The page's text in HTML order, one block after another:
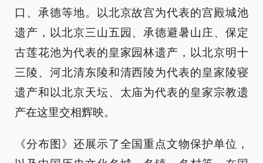
口、承德等地。以北京故宫为代表的宫殿城池
遗产，以北京三山五园、承德避暑山庄、保定
古莲花池为代表的皇家园林遗产，以北京明十
三陵、河北清东陵和清西陵为代表的皇家陵寝
遗产和以北京天坛、太庙为代表的皇家宗教遗
产在这里交相辉映。
《分布图》还展示了全国重点文物保护单位，